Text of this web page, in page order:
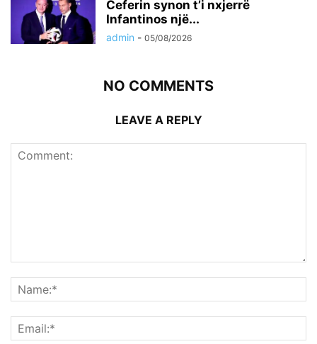
Ceferin synon t’i nxjerrë
Infantinos një...
admin - 05/08/2026
NO COMMENTS
LEAVE A REPLY